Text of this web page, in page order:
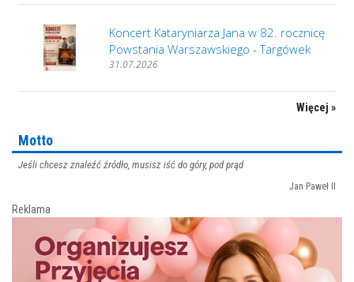
Koncert Kataryniarza Jana w 82. rocznicę
Powstania Warszawskiego - Targówek
31.07.2026
Więcej »
Motto
Jeśli chcesz znaleźć źródło, musisz iść do góry, pod prąd
Jan Paweł II
Reklama